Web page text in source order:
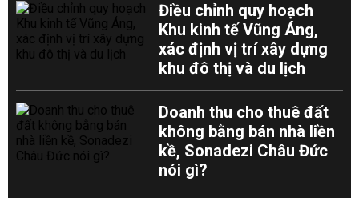
Điều chỉnh quy hoạch
Khu kinh tế Vũng Áng,
xác định vị trí xây dựng
khu đô thị và du lịch
Doanh thu cho thuê đất
không bằng bán nhà liền
kề, Sonadezi Châu Đức
nói gì?